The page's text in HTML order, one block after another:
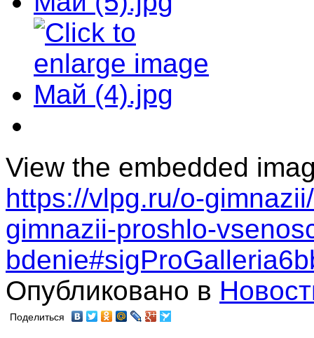
View the embedded
https://vlpg.ru/o-
gimnazii-proshlo-
Опубликовано в
Поделиться